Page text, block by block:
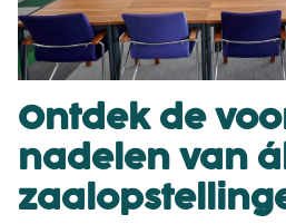
Ontdek de
nadelen van